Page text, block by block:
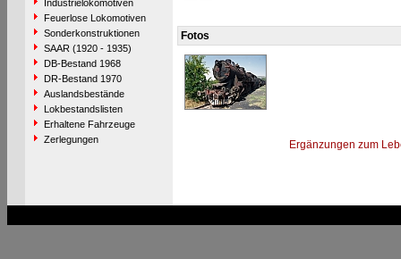
Industrielokomotiven
Feuerlose Lokomotiven
Sonderkonstruktionen
SAAR (1920 - 1935)
DB-Bestand 1968
DR-Bestand 1970
Auslandsbestände
Lokbestandslisten
Erhaltene Fahrzeuge
Zerlegungen
Fotos
Ergänzungen zum